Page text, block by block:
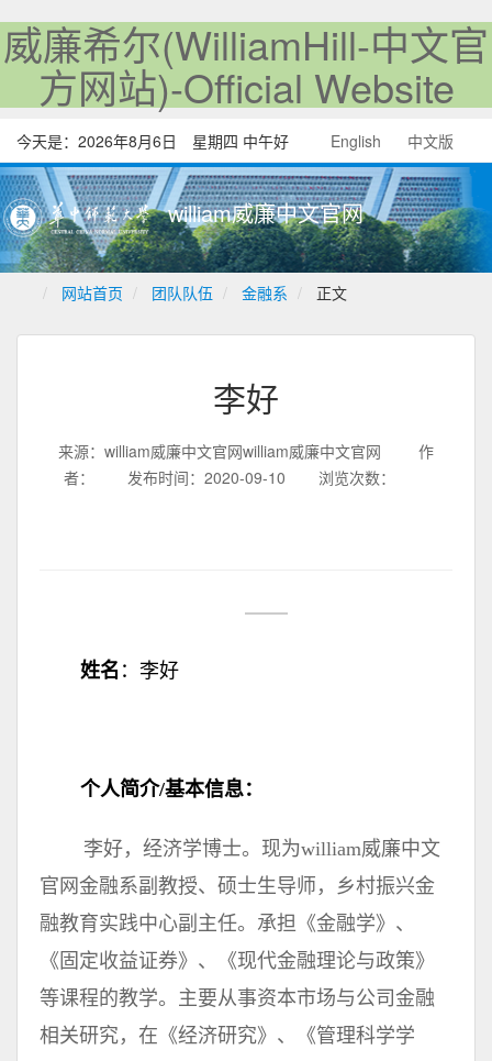
威廉希尔(WilliamHill-中文官
方网站)-Official Website
今天是： 2026年8月6日 星期四 中午好 English 中文版
william威廉中文官网
网站首页 团队队伍 金融系 正文
李好
来源：william威廉中文官网william威廉中文官网
作
者：
发布时间：2020-09-10 浏览次数：
姓名 ：李好
个人简介/基本信息：
李好，经济学博士。现为william威廉中文
官网金融系副教授、硕士生导师，乡村振兴金
融教育实践中心副主任。承担《金融学》、
《固定收益证券》、《现代金融理论与政策》
等课程的教学。主要从事资本市场与公司金融
相关研究，在《经济研究》、《管理科学学